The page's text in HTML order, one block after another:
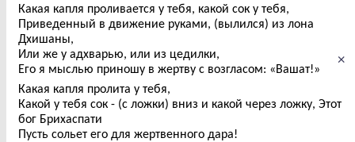
×
Какая капля проливается у тебя, какой сок у тебя,
Приведенный в движение руками, (вылился) из лона
Дхишаны,
Или же у адхварью, или из цедилки,
Его я мыслью приношу в жертву с возгласом: «Вашат!»
Какая капля пролита у тебя,
Какой у тебя сок - (с ложки) вниз и какой через ложку, Этот
бог Брихаспати
Пусть сольет его для жертвенного дара!